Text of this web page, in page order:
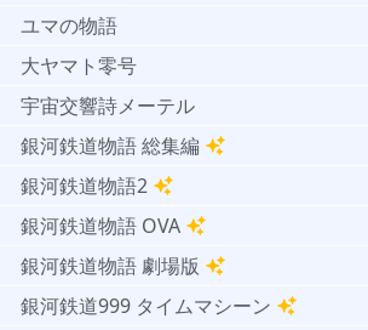
ユマの物語
大ヤマト零号
宇宙交響詩メーテル
銀河鉄道物語 総集編
銀河鉄道物語2
銀河鉄道物語 OVA
銀河鉄道物語 劇場版
銀河鉄道999 タイムマシーン